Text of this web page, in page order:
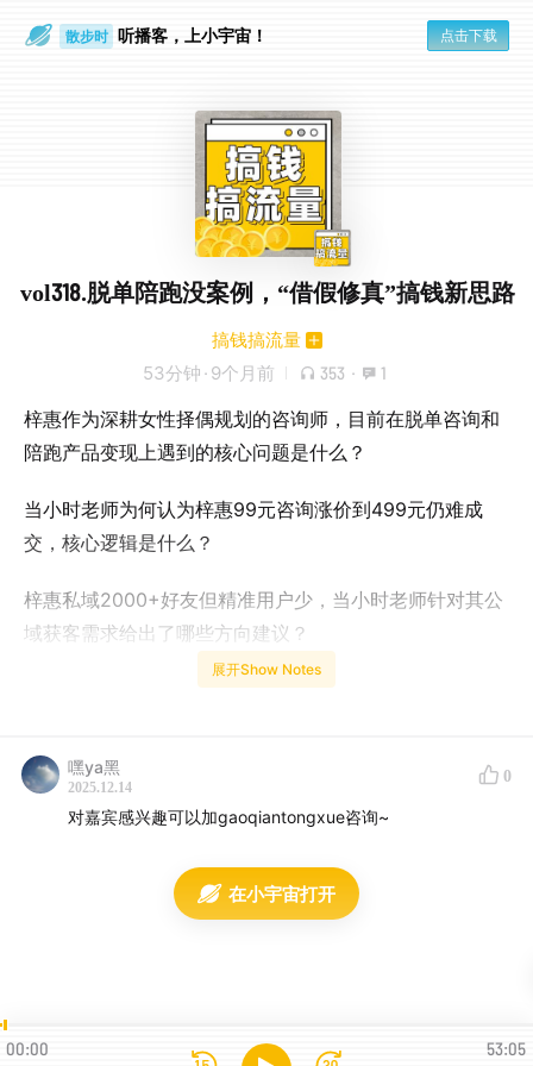
散步时 听播客，上小宇宙！ 点击下载
vol318.脱单陪跑没案例，“借假修真”搞钱新思路
搞钱搞流量
53分钟 · 9个月前 353 · 1
梓惠作为深耕女性择偶规划的咨询师，目前在脱单咨询和
陪跑产品变现上遇到的核心问题是什么？
当小时老师为何认为梓惠99元咨询涨价到499元仍难成
交，核心逻辑是什么？
梓惠私域2000+好友但精准用户少，当小时老师针对其公
域获客需求给出了哪些方向建议？
当小时老师用“高考vs大学”比喻脱单与恋爱阶段，想传达
梓惠想做成长型脱单博主，当小时老师对此提出了哪些关
键提醒，避免用户不为成长买单？
当小时老师建议梓惠播客定位从“脱单”改为“幸福美满家庭
观”，背后的吸引力法则逻辑是什么？
当小时老师提出“借假修真”理念，建议梓惠借谈恋爱修炼
展开Show Notes
嘿ya黑
2025.12.14
0
对嘉宾感兴趣可以加gaoqiantongxue咨询~
在小宇宙打开
00:00 53:05